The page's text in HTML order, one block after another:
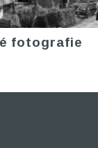
fotografie